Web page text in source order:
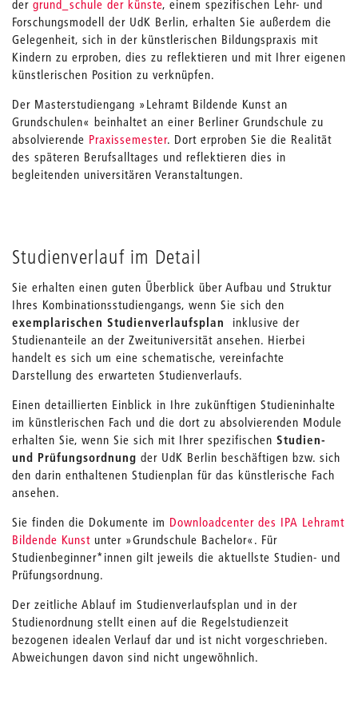
der grund_schule der künste, einem spezifischen Lehr- und
Forschungsmodell der UdK Berlin, erhalten Sie außerdem die
Gelegenheit, sich in der künstlerischen Bildungspraxis mit
Kindern zu erproben, dies zu reflektieren und mit Ihrer eigenen
künstlerischen Position zu verknüpfen.
Der Masterstudiengang »Lehramt Bildende Kunst an
Grundschulen« beinhaltet an einer Berliner Grundschule zu
absolvierende Praxissemester. Dort erproben Sie die Realität
des späteren Berufsalltages und reflektieren dies in
begleitenden universitären Veranstaltungen.
Studienverlauf im Detail
Sie erhalten einen guten Überblick über Aufbau und Struktur
Ihres Kombinationsstudiengangs, wenn Sie sich den
exemplarischen Studienverlaufsplan inklusive der
Studienanteile an der Zweituniversität ansehen. Hierbei
handelt es sich um eine schematische, vereinfachte
Darstellung des erwarteten Studienverlaufs.
Einen detaillierten Einblick in Ihre zukünftigen Studieninhalte
im künstlerischen Fach und die dort zu absolvierenden Module
erhalten Sie, wenn Sie sich mit Ihrer spezifischen Studien-
und Prüfungsordnung der UdK Berlin beschäftigen bzw. sich
den darin enthaltenen Studienplan für das künstlerische Fach
ansehen.
Sie finden die Dokumente im Downloadcenter des IPA Lehramt
Bildende Kunst unter »Grundschule Bachelor«. Für
Studienbeginner*innen gilt jeweils die aktuellste Studien- und
Prüfungsordnung.
Der zeitliche Ablauf im Studienverlaufsplan und in der
Studienordnung stellt einen auf die Regelstudienzeit
bezogenen idealen Verlauf dar und ist nicht vorgeschrieben.
Abweichungen davon sind nicht ungewöhnlich.